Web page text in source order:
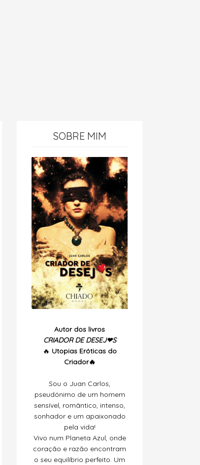
SOBRE MIM
Autor dos livros
CRIADOR DE DESEJ❤S
🔥 Utopias Eróticas do
Criador🔥
Sou o Juan Carlos,
pseudónimo de um homem
sensível, romântico, intenso,
sonhador e um apaixonado
pela vida!
Vivo num Planeta Azul, onde
coração e razão encontram
o seu equilíbrio perfeito. Um